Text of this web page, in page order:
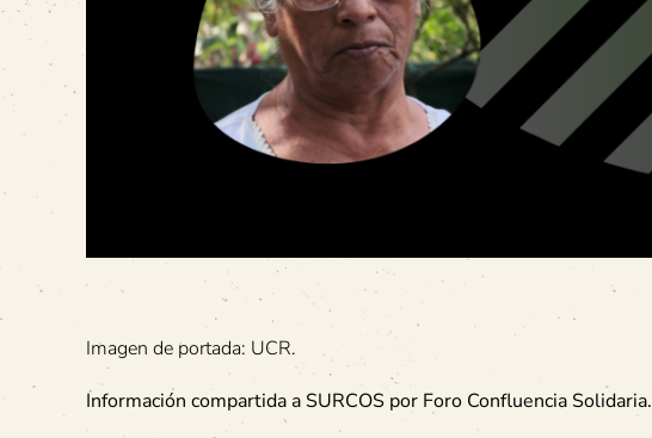
Imagen de portada: UCR.
Información compartida a SURCOS por Foro Confluencia Solidaria.